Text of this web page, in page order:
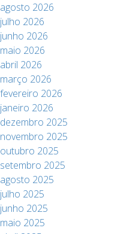
agosto 2026
julho 2026
junho 2026
maio 2026
abril 2026
março 2026
fevereiro 2026
janeiro 2026
dezembro 2025
novembro 2025
outubro 2025
setembro 2025
agosto 2025
julho 2025
junho 2025
maio 2025